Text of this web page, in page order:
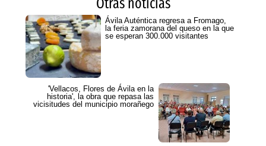
Otras noticias
Ávila Auténtica regresa a Fromago,
la feria zamorana del queso en la que
se esperan 300.000 visitantes
'Vellacos, Flores de Ávila en la
historia', la obra que repasa las
vicisitudes del municipio morañego